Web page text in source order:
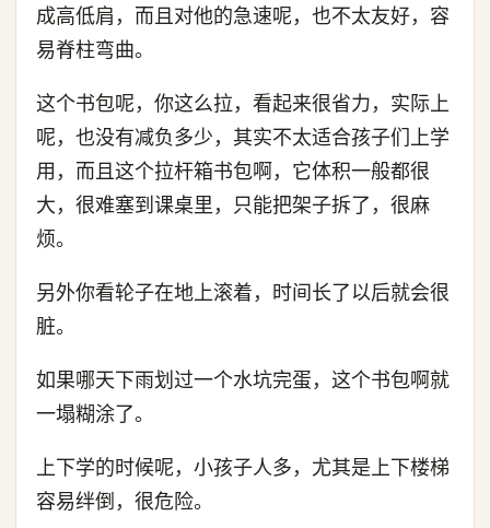
成高低肩，而且对他的急速呢，也不太友好，容
易脊柱弯曲。
这个书包呢，你这么拉，看起来很省力，实际上
呢，也没有减负多少，其实不太适合孩子们上学
用，而且这个拉杆箱书包啊，它体积一般都很
大，很难塞到课桌里，只能把架子拆了，很麻
烦。
另外你看轮子在地上滚着，时间长了以后就会很
脏。
如果哪天下雨划过一个水坑完蛋，这个书包啊就
一塌糊涂了。
上下学的时候呢，小孩子人多，尤其是上下楼梯
容易绊倒，很危险。